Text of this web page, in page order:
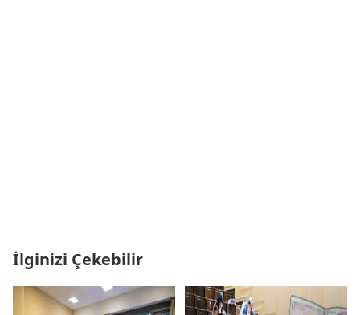
İlginizi Çekebilir